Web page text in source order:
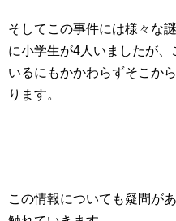
そしてこの事件には様々な
に小学生が4人いましたが
いるにもかかわらずそこか
ります。
この情報についても疑問が